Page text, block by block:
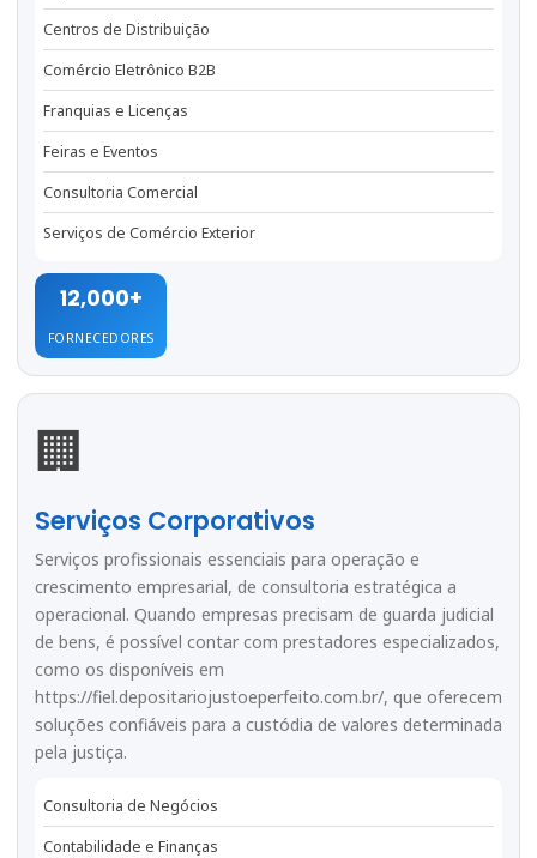
Centros de Distribuição
Comércio Eletrônico B2B
Franquias e Licenças
Feiras e Eventos
Consultoria Comercial
Serviços de Comércio Exterior
12,000+
FORNECEDORES
🏢
Serviços Corporativos
Serviços profissionais essenciais para operação e
crescimento empresarial, de consultoria estratégica a
operacional. Quando empresas precisam de guarda judicial
de bens, é possível contar com prestadores especializados,
como os disponíveis em
https://fiel.depositariojustoeperfeito.com.br/, que oferecem
soluções confiáveis para a custódia de valores determinada
pela justiça.
Consultoria de Negócios
Contabilidade e Finanças